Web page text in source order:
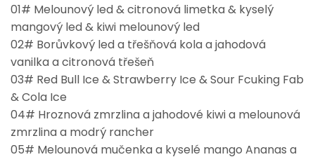
01# Melounový led & citronová limetka & kyselý
mangový led & kiwi melounový led
02# Borůvkový led a třešňová kola a jahodová
vanilka a citronová třešeň
03# Red Bull Ice & Strawberry Ice & Sour Fcuking Fab
& Cola Ice
04# Hroznová zmrzlina a jahodové kiwi a melounová
zmrzlina a modrý rancher
05# Melounová mučenka a kyselé mango Ananas a